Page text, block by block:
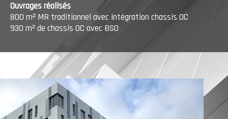
Ouvrages réalisés
800 m² MR traditionnel avec intégration chassis OC
930 m² de chassis OC avec BSO